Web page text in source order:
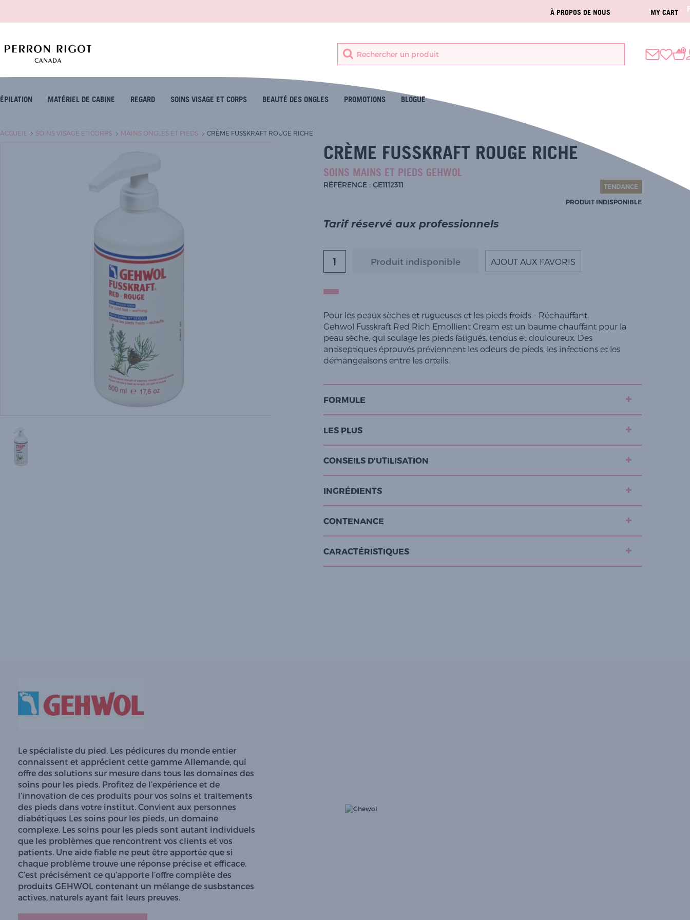
À PROPOS DE NOUS MY CART
0
ÉPILATION MATÉRIEL DE CABINE REGARD SOINS VISAGE ET CORPS BEAUTÉ DES ONGLES PROMOTIONS BLOGUE
ACCUEIL SOINS VISAGE ET CORPS MAINS ONGLES ET PIEDS CRÈME FUSSKRAFT ROUGE RICHE
CRÈME FUSSKRAFT ROUGE RICHE
SOINS MAINS ET PIEDS GEHWOL
RÉFÉRENCE : GE1112311
TENDANCE
PRODUIT INDISPONIBLE
Tarif réservé aux professionnels
AJOUT AUX FAVORIS
Pour les peaux sèches et rugueuses et les pieds froids - Réchauffant.
Gehwol Fusskraft Red Rich Emollient Cream est un baume chauffant pour la
peau sèche, qui soulage les pieds fatigués, tendus et douloureux. Des
antiseptiques éprouvés préviennent les odeurs de pieds, les infections et les
démangeaisons entre les orteils.
FORMULE
LES PLUS
CONSEILS D'UTILISATION
INGRÉDIENTS
CONTENANCE
CARACTÉRISTIQUES
Le spécialiste du pied. Les pédicures du monde entier
connaissent et apprécient cette gamme Allemande, qui
offre des solutions sur mesure dans tous les domaines des
soins pour les pieds. Profitez de l’expérience et de
l’innovation de ces produits pour vos soins et traitements
des pieds dans votre institut. Convient aux personnes
diabétiques Les soins pour les pieds, un domaine
complexe. Les soins pour les pieds sont autant individuels
que les problèmes que rencontrent vos clients et vos
patients. Une aide fiable ne peut être apportée que si
chaque problème trouve une réponse précise et efficace.
C’est précisément ce qu’apporte l’offre complète des
produits GEHWOL contenant un mélange de susbstances
actives, naturels ayant fait leurs preuves.